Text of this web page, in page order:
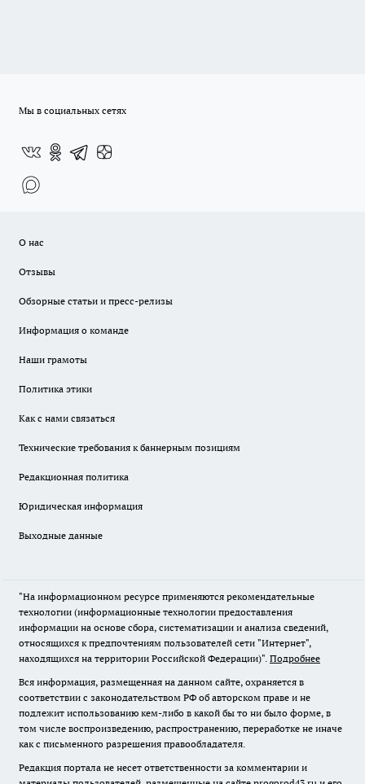
Мы в социальных сетях
О нас
Отзывы
Обзорные статьи и пресс-релизы
Информация о команде
Наши грамоты
Политика этики
Как с нами связаться
Технические требования к баннерным позициям
Редакционная политика
Юридическая информация
Выходные данные
"На информационном ресурсе применяются рекомендательные
технологии (информационные технологии предоставления
информации на основе сбора, систематизации и анализа сведений,
относящихся к предпочтениям пользователей сети "Интернет",
находящихся на территории Российской Федерации)". Подробнее
Вся информация, размещенная на данном сайте, охраняется в
соответствии с законодательством РФ об авторском праве и не
подлежит использованию кем-либо в какой бы то ни было форме, в
том числе воспроизведению, распространению, переработке не иначе
как с письменного разрешения правообладателя.
Редакция портала не несет ответственности за комментарии и